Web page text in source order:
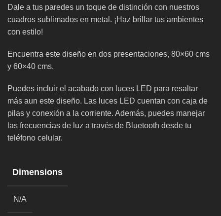
Dale a tus paredes un toque de distinción con nuestros
cuadros sublimados en metal. ¡Haz brillar tus ambientes
con estilo!
Encuentra este diseño en dos presentaciones, 80×60 cms
y 60×40 cms.
Puedes incluir el acabado con luces LED para resaltar
más aun este diseño. Las luces LED cuentan con caja de
pilas y conexión a la corriente. Además, puedes manejar
las frecuencias de luz a través de Bluetooth desde tu
teléfono celular.
Dimensions
N/A